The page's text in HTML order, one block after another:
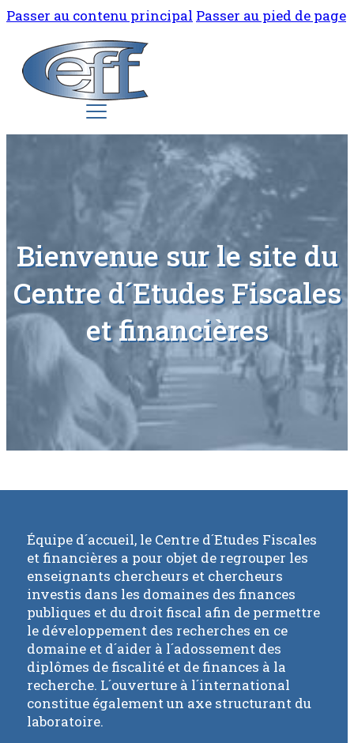
Passer au contenu principal Passer au pied de page
Bienvenue sur le site du
Centre d´Etudes Fiscales
et financières
Équipe d´accueil, le Centre d´Etudes Fiscales
et financières a pour objet de regrouper les
enseignants chercheurs et chercheurs
investis dans les domaines des finances
publiques et du droit fiscal afin de permettre
le développement des recherches en ce
domaine et d´aider à l´adossement des
diplômes de fiscalité et de finances à la
recherche. L´ouverture à l´international
constitue également un axe structurant du
laboratoire.